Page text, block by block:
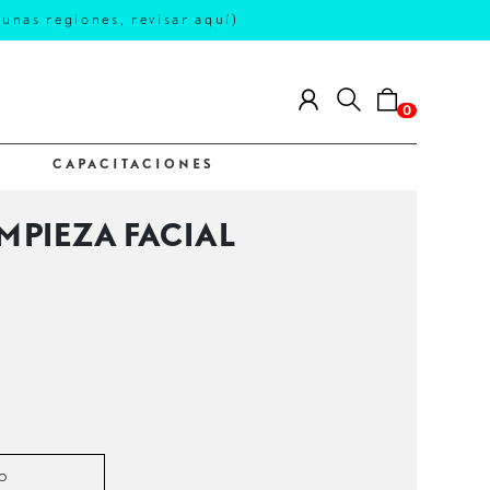
regiones, revisar aquí)
0
CAPACITACIONES
FACIAL